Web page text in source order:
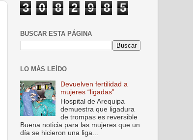
3 0 8 2 9 8 5
BUSCAR ESTA PÁGINA
LO MÁS LEÍDO
Devuelven fertilidad a
mujeres “ligadas”
Hospital de Arequipa
demuestra que ligadura
de trompas es reversible
Buena noticia para las mujeres que un
día se hicieron una liga...